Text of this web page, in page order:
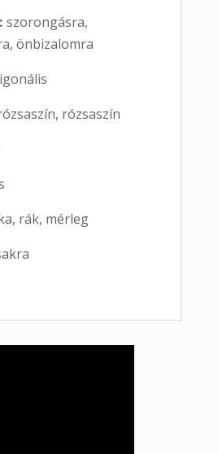
szorongásra,
önbizalomra
rózsaszín
rák, mérleg